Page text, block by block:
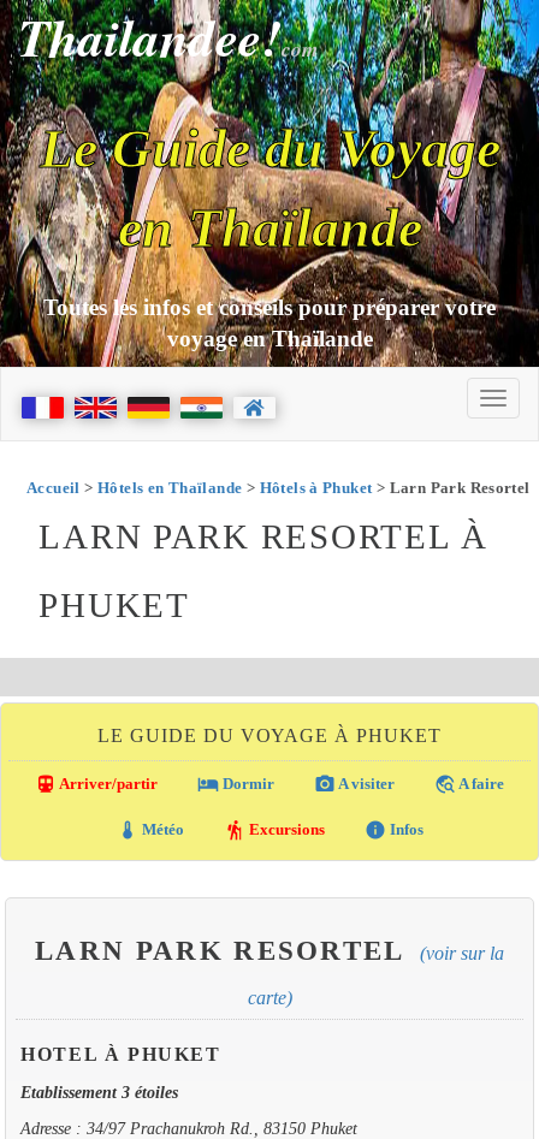
Thailandee!com
Le Guide du Voyage
en Thaïlande
Toutes les infos et conseils pour préparer votre
voyage en Thaïlande
Accueil > Hôtels en Thaïlande > Hôtels à Phuket> Larn Park Resortel
LARN PARK RESORTEL À
PHUKET
LE GUIDE DU VOYAGE À PHUKET
directions_transit Arriver/partir local_hotel Dormir photo_camera A visiter travel_explore A faire
thermostat Météo hiking Excursions info Infos
LARN PARK RESORTEL (voir sur la
carte)
HOTEL À PHUKET
Etablissement 3 étoiles
Adresse : 34/97 Prachanukroh Rd., 83150 Phuket